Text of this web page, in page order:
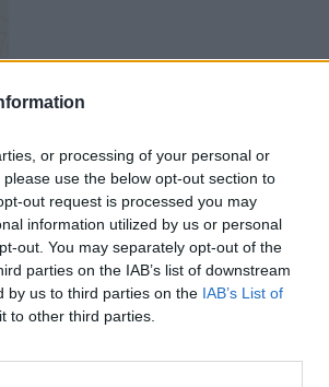
or processing of your personal or
use the below opt-out section to
out request is processed you may
information utilized by us or personal
out. You may separately opt-out of the
parties on the IAB’s list of downstream
by us to third parties on the IAB’s List of
to other third parties.